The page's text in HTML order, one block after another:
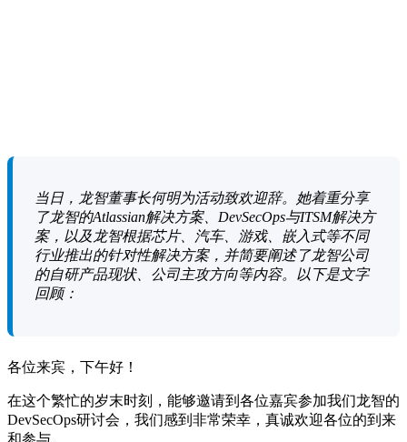
当日，龙智董事长何明为活动致欢迎辞。她着重分享
了龙智的Atlassian解决方案、DevSecOps与ITSM解决方
案，以及龙智根据芯片、汽车、游戏、嵌入式等不同
行业推出的针对性解决方案，并简要阐述了龙智公司
的自研产品现状、公司主攻方向等内容。以下是文字
回顾：
各位来宾，下午好！
在这个繁忙的岁末时刻，能够邀请到各位嘉宾参加我们龙智的
DevSecOps研讨会，我们感到非常荣幸，真诚欢迎各位的到来
和参与。